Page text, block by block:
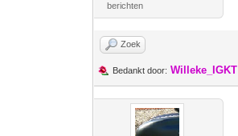
berichten
Zoek
Bedankt door: Willeke_IGKT